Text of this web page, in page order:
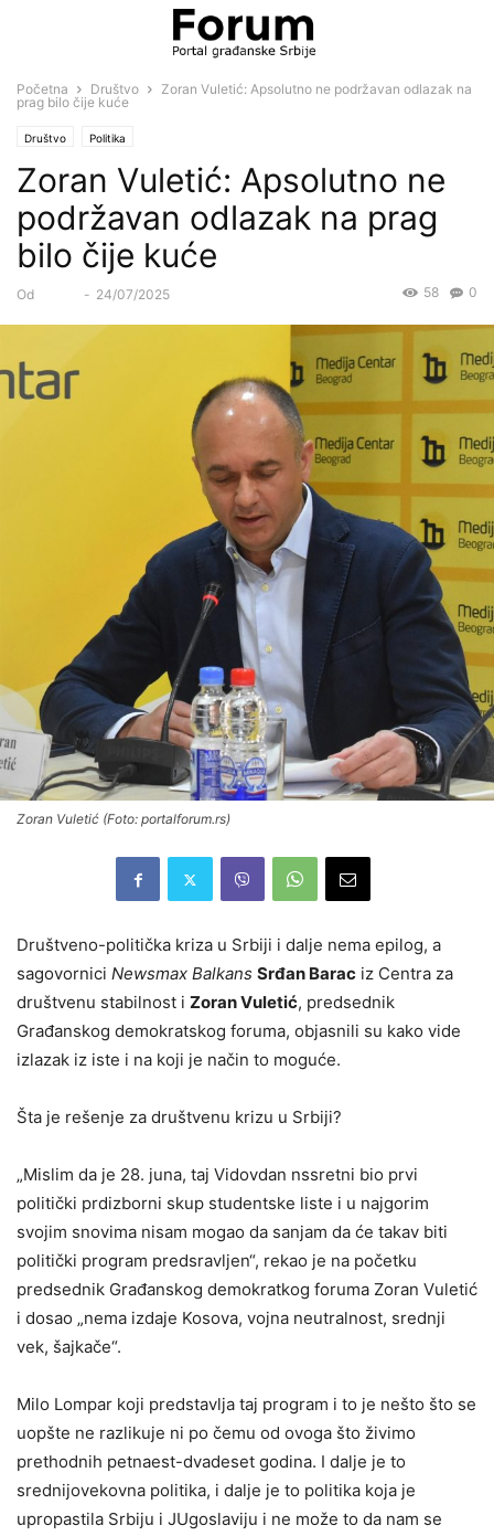
Početna Društvo
Zoran Vuletić: Apsolutno ne podržavan odlazak na
prag bilo čije kuće
Društvo Politika
Zoran Vuletić: Apsolutno ne
podržavan odlazak na prag
bilo čije kuće
Od - 24/07/2025 0
58
Zoran Vuletić (Foto: portalforum.rs)
Društveno-politička kriza u Srbiji i dalje nema epilog, a
sagovornici Newsmax Balkans Srđan Barac iz Centra za
društvenu stabilnost i Zoran Vuletić, predsednik
Građanskog demokratskog foruma, objasnili su kako vide
izlazak iz iste i na koji je način to moguće.
Šta je rešenje za društvenu krizu u Srbiji?
„Mislim da je 28. juna, taj Vidovdan nssretni bio prvi
politički prdizborni skup studentske liste i u najgorim
svojim snovima nisam mogao da sanjam da će takav biti
politički program predsravljen“, rekao je na početku
predsednik Građanskog demokratkog foruma Zoran Vuletić
i dosao „nema izdaje Kosova, vojna neutralnost, srednji
vek, šajkače“.
Milo Lompar koji predstavlja taj program i to je nešto što se
uopšte ne razlikuje ni po čemu od ovoga što živimo
prethodnih petnaest-dvadeset godina. I dalje je to
srednijovekovna politika, i dalje je to politika koja je
upropastila Srbiju i JUgoslaviju i ne može to da nam se